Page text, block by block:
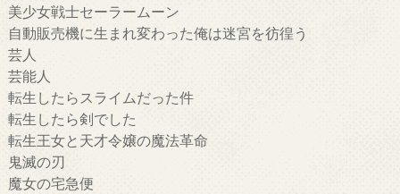
美少女戦士セーラームーン
自動販売機に生まれ変わった俺は迷宮を彷徨う
芸人
芸能人
転生したらスライムだった件
転生したら剣でした
転生王女と天才令嬢の魔法革命
鬼滅の刃
魔女の宅急便